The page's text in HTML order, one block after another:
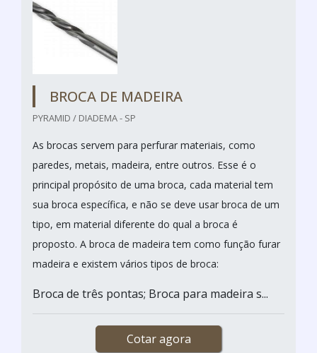
BROCA DE MADEIRA
PYRAMID / DIADEMA - SP
As brocas servem para perfurar materiais, como
paredes, metais, madeira, entre outros. Esse é o
principal propósito de uma broca, cada material tem
sua broca específica, e não se deve usar broca de um
tipo, em material diferente do qual a broca é
proposto. A broca de madeira tem como função furar
madeira e existem vários tipos de broca:
Broca de três pontas; Broca para madeira s...
Cotar agora